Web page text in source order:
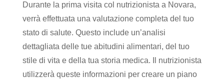
Durante la prima visita col nutrizionista a Novara,
verrà effettuata una valutazione completa del tuo
stato di salute. Questo include un’analisi
dettagliata delle tue abitudini alimentari, del tuo
stile di vita e della tua storia medica. Il nutrizionista
utilizzerà queste informazioni per creare un piano